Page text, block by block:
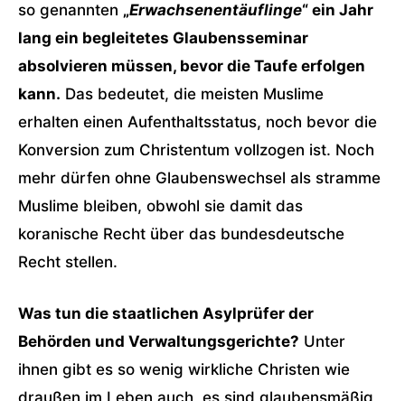
so genannten „Erwachsenentäuflinge“ ein Jahr
lang ein begleitetes Glaubensseminar
absolvieren müssen, bevor die Taufe erfolgen
kann. Das bedeutet, die meisten Muslime
erhalten einen Aufenthaltsstatus, noch bevor die
Konversion zum Christentum vollzogen ist. Noch
mehr dürfen ohne Glaubenswechsel als stramme
Muslime bleiben, obwohl sie damit das
koranische Recht über das bundesdeutsche
Recht stellen.
Was tun die staatlichen Asylprüfer der
Behörden und Verwaltungsgerichte? Unter
ihnen gibt es so wenig wirkliche Christen wie
draußen im Leben auch, es sind glaubensmäßig